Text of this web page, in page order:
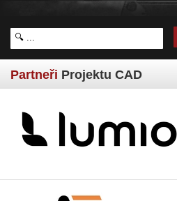
Partneři Projektu CAD